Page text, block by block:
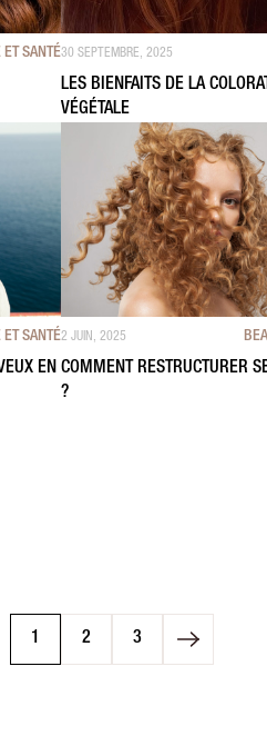
ET SANTÉ30 SEPTEMBRE, 2025
LES BIENFAITS DE LA
VÉGÉTALE
ET SANTÉ
EN
2 JUIN, 2025
COMMENT RESTRUCTURER
?
1 2 3